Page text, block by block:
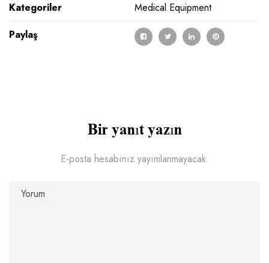
Kategoriler
Medical Equipment
Paylaş
Bir yanıt yazın
E-posta hesabınız yayımlanmayacak.